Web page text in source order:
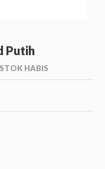
Putih
STOK HABIS